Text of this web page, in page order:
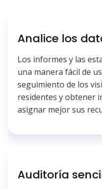
Analice los
Los informes y las
una manera fácil de
seguimiento de los
residentes y obtener
asignar mejor sus
Auditoría